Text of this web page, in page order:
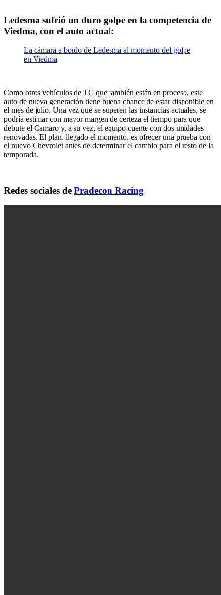
Ledesma sufrió un duro golpe en la competencia de
Viedma, con el auto actual:
La cámara a bordo de Ledesma al momento del golpe
en Viedma
Como otros vehículos de TC que también están en proceso, este
auto de nueva generación tiene buena chance de estar disponible en
el mes de julio. Una vez que se superen las instancias actuales, se
podría estimar con mayor margen de certeza el tiempo para que
debute el Camaro y, a su vez, el equipo cuente con dos unidades
renovadas. El plan, llegado el momento, es ofrecer una prueba con
el nuevo Chevrolet antes de determinar el cambio para el resto de la
temporada.
Redes sociales de Pradecon Racing